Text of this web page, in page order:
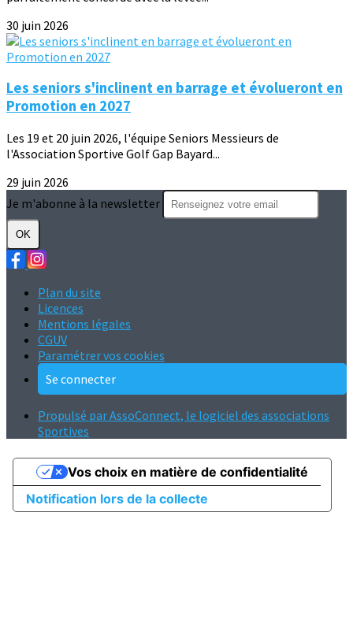
30 juin 2026
Les seniors s'inclinent en barrage et évolueront en
Promotion en 2027
Les 19 et 20 juin 2026, l'équipe Seniors Messieurs de
l'Association Sportive Golf Gap Bayard...
29 juin 2026
Je m'abonne à la newsletter
OK
Plan du site
Licences
Mentions légales
CGUV
Paramétrer vos cookies
Se connecter
Propulsé par AssoConnect, le logiciel des associations
Sportives
Notification lors de la collecte
Vos choix en matière de confidentialité